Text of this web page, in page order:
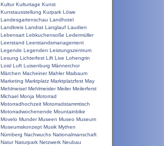
Kultur Kulturtage Kunst
Kunstausstellung Kurpark Löwe
Landesgartenschau Landhotel
Landkreis Landrat Langlauf Laudien
Lebensart Lebkuchensoße Ledermüller
Leerstand Leerstandsmanagement
Legende Legenden Leistungszentrum
Lesung Lichterfest Lift Live Lohengrin
Loisl Luft Luisenburg Männerchor
Märchen Macheiner Mahler Maibaum
Marketing Marktplatz Marktplatzfest May
Mehlmeisel Mehlmeisler Meiler Meilerferst
Michael Monja Motorrad
Motorradhochzeit Motorradstammtisch
Motorradwochenende Mountainbike
Movelo Munder Museen Museo Museum
Museumskonzept Musik Mythen
Nürnberg Nachwuchs Nationalmanschaft
Natur Naturpark Netzwerk Neubau